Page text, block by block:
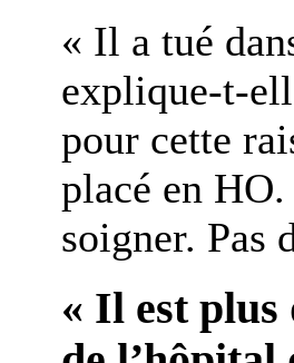
« Il a tué
explique-t-
pour cette
placé en
soigner. Pas
« Il est